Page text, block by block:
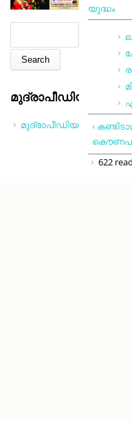
യുദ്ധം
‹
622
മുദ്രാപീഡിയ
മുദ്രാപീഡിയ